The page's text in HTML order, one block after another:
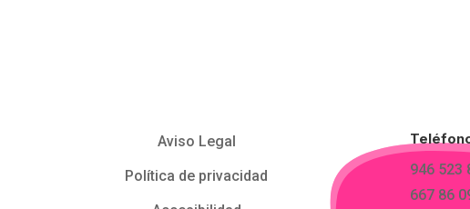
Aviso Legal
Política de privacidad
946 523
667 86